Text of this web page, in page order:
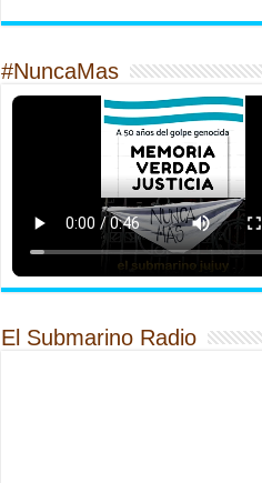
#NuncaMas
El Submarino Radio